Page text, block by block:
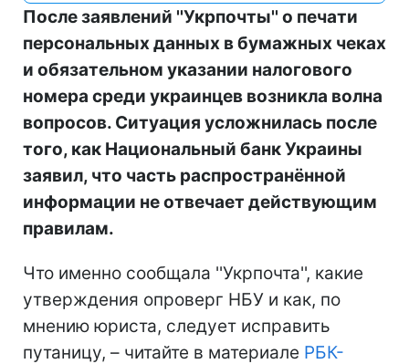
После заявлений ''Укрпочты'' о печати
персональных данных в бумажных чеках
и обязательном указании налогового
номера среди украинцев возникла волна
вопросов. Ситуация усложнилась после
того, как Национальный банк Украины
заявил, что часть распространённой
информации не отвечает действующим
правилам.
Что именно сообщала ''Укрпочта'', какие
утверждения опроверг НБУ и как, по
мнению юриста, следует исправить
путаницу, – читайте в материале РБК-